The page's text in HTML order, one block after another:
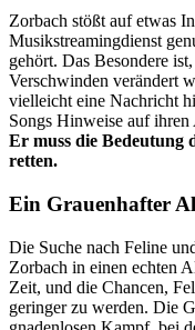
Zorbach stößt auf etwas
Musikstreamingdienst
gehört. Das Besondere
Verschwinden verändert
vielleicht eine Nachricht
Songs Hinweise auf
Er muss die Bedeutung
retten.
Ein Grauenhafter
Die Suche nach Feline
Zorbach in einen echten
Zeit, und die Chancen,
geringer zu werden. Die